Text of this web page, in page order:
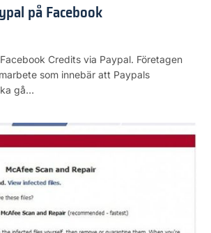
på Facebook
Credits via Paypal. Företagen
som innebär att Paypals
gå…